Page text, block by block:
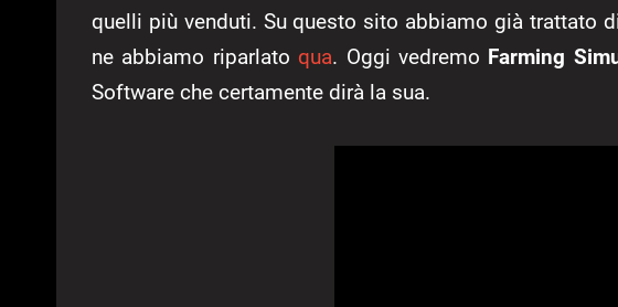
quelli più venduti. Su questo sito abbiamo già trattato
ne abbiamo riparlato qua. Oggi vedremo Farming
Software che certamente dirà la sua.